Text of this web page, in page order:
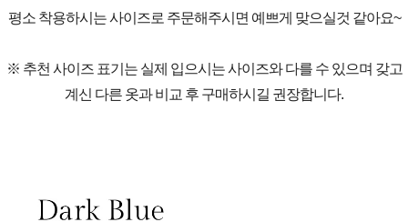
평소 착용하시는 사이즈로 주문해주시면 예쁘게 맞으실것 같아요~
※ 추천 사이즈 표기는 실제 입으시는 사이즈와 다를 수 있으며 갖고
계신 다른 옷과 비교 후 구매하시길 권장합니다.